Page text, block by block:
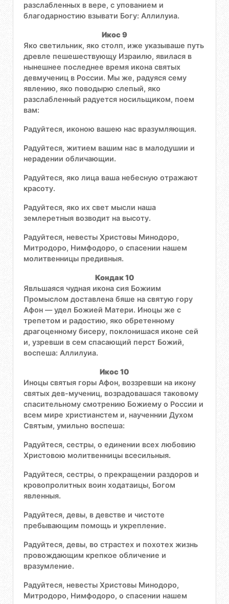
разслабленных в вере, с упованием и
благодарностию взывати Богу: Аллилуиа.
Икос 9
Яко светильник, яко столп, иже указываше путь
древле пешешествующу Израилю, явилася в
нынешнее последнее время икона святых
девмучениц в России. Мы же, радуяся сему
явлению, яко поводырю слепый, яко
разслабленный радуется носильщиком, поем
вам:
Радуйтеся, иконою вашею нас вразумляющия.
Радуйтеся, житием вашим нас в малодушии и
нерадении обличающии.
Радуйтеся, яко лица ваша небесную отражают
красоту.
Радуйтеся, яко их свет мысли наша
землеретныя возводит на высоту.
Радуйтеся, невесты Христовы Минодоро,
Митродоро, Нимфодоро, о спасении нашем
молитвенницы предивныя.
Кондак 10
Явльшаяся чудная икона сия Божиим
Промыслом доставлена бяше на святую гору
Афон — удел Божией Матери. Иноцы же с
трепетом и радостию, яко обретенному
драгоценному бисеру, поклонишася иконе сей
и, узревши в сем спасающий перст Божий,
воспеша: Аллилуиа.
Икос 10
Иноцы святыя горы Афон, воззревши на икону
святых дев-мучениц, возрадовашася таковому
спасительному смотрению Божиему о России и
всем мире христианстем и, наученнии Духом
Святым, умильно воспеша:
Радуйтеся, сестры, о единении всех любовию
Христовою молитвенницы всесильныя.
Радуйтеся, сестры, о прекращении раздоров и
кровопролитных воин ходатаицы, Богом
явленныя.
Радуйтеся, девы, в девстве и чистоте
пребывающим помощь и укрепление.
Радуйтеся, девы, во страстех и похотех жизнь
провождающим крепкое обличение и
вразумление.
Радуйтеся, невесты Христовы Минодоро,
Митродоро, Нимфодоро, о спасении нашем